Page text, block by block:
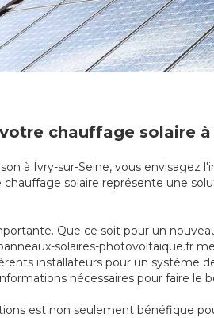
chauffage solaire à
à Ivry-sur-Seine, vous envisagez
solaire représente une
Que ce soit pour un
solaires-
installateurs pour un système
nécessaires pour faire le
est non seulement bénéfique